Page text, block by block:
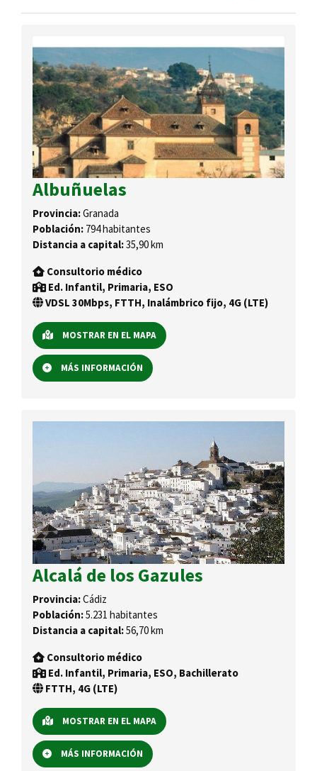
Albuñuelas
Provincia:Granada
Población: 794 habitantes
Distancia a capital:35,90 km
Consultorio médico
Ed. Infantil, Primaria, ESO
VDSL 30Mbps, FTTH, Inalámbrico fijo, 4G (LTE)
MOSTRAR EN EL MAPA
MÁS INFORMACIÓN
Alcalá de los Gazules
Provincia:Cádiz
Población:5.231 habitantes
Distancia a capital:56,70 km
Consultorio médico
Ed. Infantil, Primaria, ESO, Bachillerato
FTTH, 4G (LTE)
MOSTRAR EN EL MAPA
MÁS INFORMACIÓN